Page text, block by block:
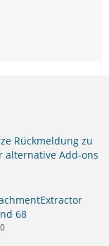
Rückmeldung zu
alternative Add-ons
68